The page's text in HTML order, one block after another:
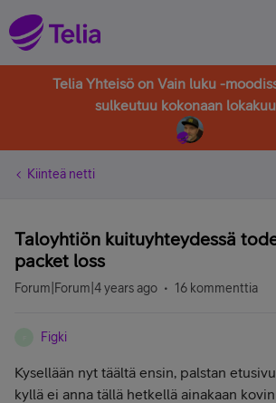
Telia Yhteisö on Vain luku -
sulkeutuu kokonaan
Kiinteä netti
Taloyhtiön kuituyhteydessä
packet loss
Forum|Forum|4 years ago 16 kommenttia
Figki
Kysellään nyt täältä ensin, palstan
kyllä ei anna tällä hetkellä ainakaan